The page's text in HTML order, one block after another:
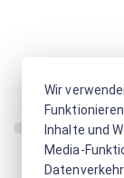
Wir
Inhalte und
Media-